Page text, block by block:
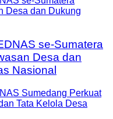
se-Sumatera
Desa dan
Nasional